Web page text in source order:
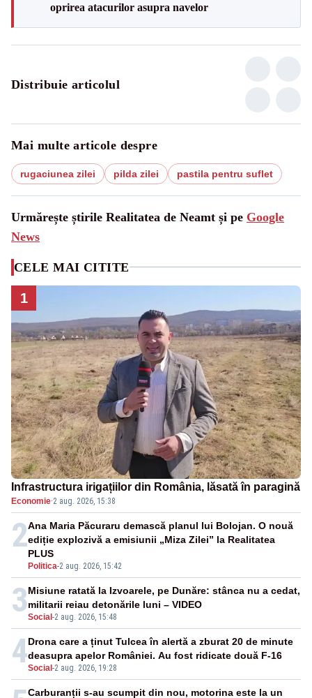
oprirea atacurilor asupra navelor
Distribuie articolul
Mai multe articole despre
rugaciunea zilei pilda zilei pastila pentru suflet
Urmărește știrile Realitatea de Neamt și pe Google
News
CELE MAI CITITE
1
Infrastructura irigațiilor din România, lăsată în paragină
Economie·2 aug. 2026, 15:38
2
Politica-2 aug. 2026, 15:42
Ana Maria Păcuraru demască planul lui Bolojan. O nouă
ediție explozivă a emisiunii „Miza Zilei” la Realitatea
PLUS
3Social -2 aug. 2026, 15:48
Misiune ratată la Izvoarele, pe Dunăre: stânca nu a cedat,
militarii reiau detonările luni – VIDEO
4Social -2 aug. 2026, 19:28
Drona care a ținut Tulcea în alertă a zburat 20 de minute
deasupra apelor României. Au fost ridicate două F-16
Carburanții s-au scumpit din nou, motorina este la un